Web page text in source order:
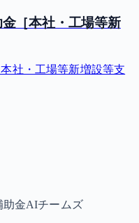
［本社・工場等新
社・工場等新増設等支
助金AIチームズ